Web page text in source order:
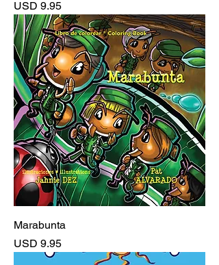
Precio
USD 9.95
Marabunta
Precio
USD 9.95